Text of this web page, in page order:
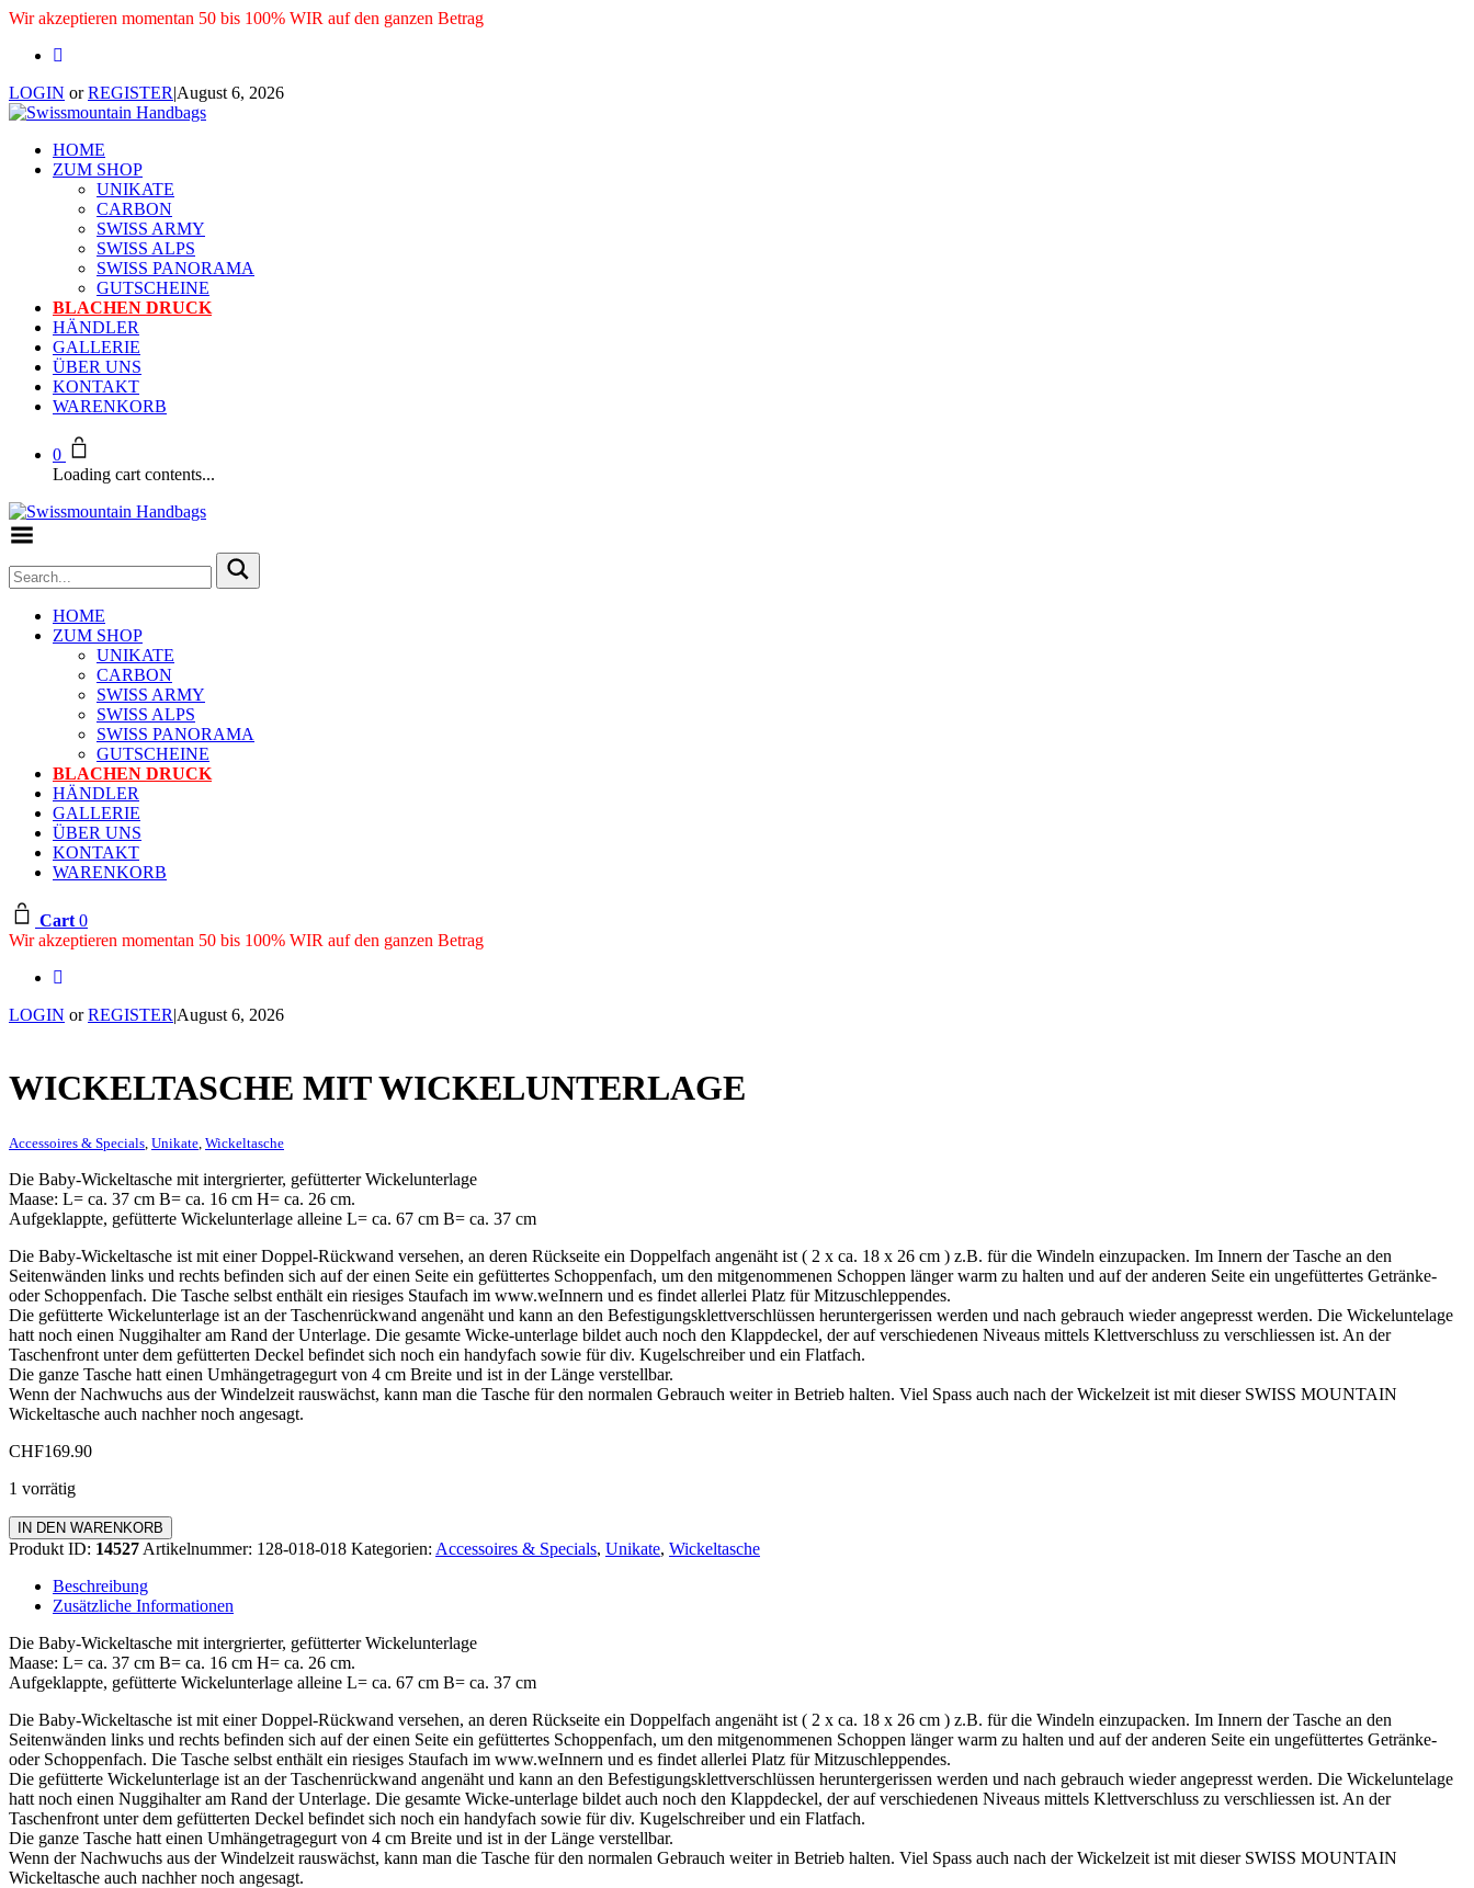
Wir akzeptieren momentan 50 bis 100% WIR auf den ganzen Betrag
LOGIN orREGISTER|August 6, 2026
HOME
ZUM SHOP
UNIKATE
CARBON
SWISS ARMY
SWISS ALPS
SWISS PANORAMA
GUTSCHEINE
BLACHEN DRUCK
HÄNDLER
GALLERIE
ÜBER UNS
KONTAKT
WARENKORB
0
Loading cart contents...
HOME
ZUM SHOP
UNIKATE
CARBON
SWISS ARMY
SWISS ALPS
SWISS PANORAMA
GUTSCHEINE
BLACHEN DRUCK
HÄNDLER
GALLERIE
ÜBER UNS
KONTAKT
WARENKORB
Cart 0
Wir akzeptieren momentan 50 bis 100% WIR auf den ganzen Betrag
LOGIN orREGISTER|August 6, 2026
WICKELTASCHE MIT WICKELUNTERLAGE
Accessoires & Specials Unikate Wickeltasche
Die Baby-Wickeltasche mit intergrierter, gefütterter Wickelunterlage
Maase: L= ca. 37 cm B= ca. 16 cm H= ca. 26 cm.
Aufgeklappte, gefütterte Wickelunterlage alleine L= ca. 67 cm B= ca. 37 cm
Die Baby-Wickeltasche ist mit einer Doppel-Rückwand versehen, an deren Rückseite ein Doppelfach angenäht ist ( 2 x ca. 18 x 26 cm ) z.B. für die Windeln einzupacken. Im Innern der Tasche an den
Seitenwänden links und rechts befinden sich auf der einen Seite ein gefüttertes Schoppenfach, um den mitgenommenen Schoppen länger warm zu halten und auf der anderen Seite ein ungefüttertes Getränke-
oder Schoppenfach. Die Tasche selbst enthält ein riesiges Staufach im www.weInnern und es findet allerlei Platz für Mitzuschleppendes.
Die gefütterte Wickelunterlage ist an der Taschenrückwand angenäht und kann an den Befestigungsklettverschlüssen heruntergerissen werden und nach gebrauch wieder angepresst werden. Die Wickeluntelage
hatt noch einen Nuggihalter am Rand der Unterlage. Die gesamte Wicke-unterlage bildet auch noch den Klappdeckel, der auf verschiedenen Niveaus mittels Klettverschluss zu verschliessen ist. An der
Taschenfront unter dem gefütterten Deckel befindet sich noch ein handyfach sowie für div. Kugelschreiber und ein Flatfach.
Die ganze Tasche hatt einen Umhängetragegurt von 4 cm Breite und ist in der Länge verstellbar.
Wenn der Nachwuchs aus der Windelzeit rauswächst, kann man die Tasche für den normalen Gebrauch weiter in Betrieb halten. Viel Spass auch nach der Wickelzeit ist mit dieser SWISS MOUNTAIN
Wickeltasche auch nachher noch angesagt.
CHF169.90
1 vorrätig
Wickeltasche
mit
Menge
IN DEN WARENKORB
Produkt ID: 14527 Artikelnummer: 128-018-018 Kategorien: Accessoires & Specials, Unikate, Wickeltasche
Beschreibung
Zusätzliche Informationen
Die Baby-Wickeltasche mit intergrierter, gefütterter Wickelunterlage
Maase: L= ca. 37 cm B= ca. 16 cm H= ca. 26 cm.
Aufgeklappte, gefütterte Wickelunterlage alleine L= ca. 67 cm B= ca. 37 cm
Die Baby-Wickeltasche ist mit einer Doppel-Rückwand versehen, an deren Rückseite ein Doppelfach angenäht ist ( 2 x ca. 18 x 26 cm ) z.B. für die Windeln einzupacken. Im Innern der Tasche an den
Seitenwänden links und rechts befinden sich auf der einen Seite ein gefüttertes Schoppenfach, um den mitgenommenen Schoppen länger warm zu halten und auf der anderen Seite ein ungefüttertes Getränke-
oder Schoppenfach. Die Tasche selbst enthält ein riesiges Staufach im www.weInnern und es findet allerlei Platz für Mitzuschleppendes.
Die gefütterte Wickelunterlage ist an der Taschenrückwand angenäht und kann an den Befestigungsklettverschlüssen heruntergerissen werden und nach gebrauch wieder angepresst werden. Die Wickeluntelage
hatt noch einen Nuggihalter am Rand der Unterlage. Die gesamte Wicke-unterlage bildet auch noch den Klappdeckel, der auf verschiedenen Niveaus mittels Klettverschluss zu verschliessen ist. An der
Taschenfront unter dem gefütterten Deckel befindet sich noch ein handyfach sowie für div. Kugelschreiber und ein Flatfach.
Die ganze Tasche hatt einen Umhängetragegurt von 4 cm Breite und ist in der Länge verstellbar.
Wenn der Nachwuchs aus der Windelzeit rauswächst, kann man die Tasche für den normalen Gebrauch weiter in Betrieb halten. Viel Spass auch nach der Wickelzeit ist mit dieser SWISS MOUNTAIN
Wickeltasche auch nachher noch angesagt.